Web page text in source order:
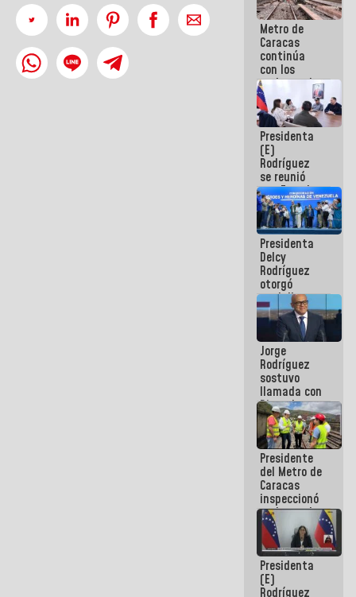
Metro de
Caracas
continúa
con los
trabajos de
mantenimiento
e inspección
en la Línea 2
Presidenta
(E)
Rodríguez
se reunió
con Estado
Mayor
Eléctrico
para
abordar
planes de
acción
Presidenta
Delcy
Rodríguez
otorgó
medalla
"Héroe de
Venezuela"
a servidores
públicos
Jorge
Rodríguez
sostuvo
llamada con
Dinorah
Figuera y
acuerdan
primer
encuentro
presencial
para el
diálogo
Presidente
del Metro de
Caracas
inspeccionó
trabajos de
rehabilitación
y
modernización
de la vía
férrea
Presidenta
(E)
Rodríguez